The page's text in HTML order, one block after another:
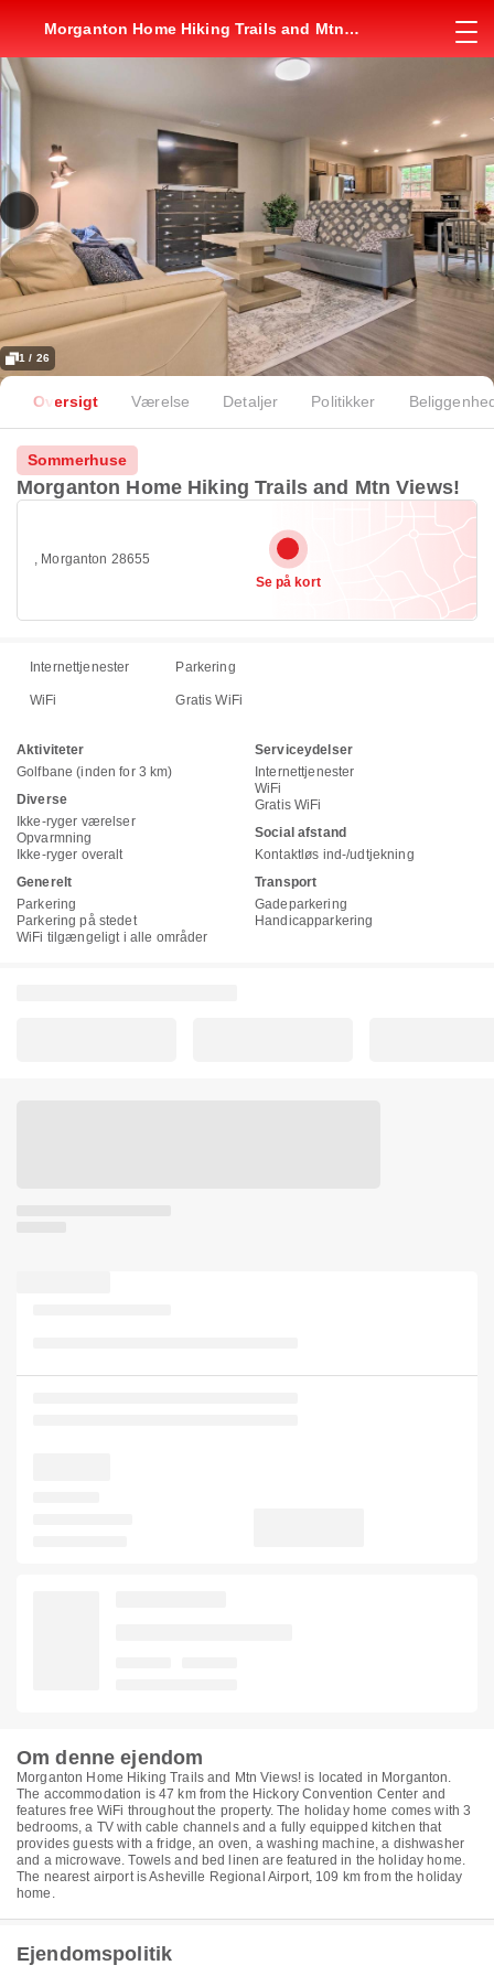
Morganton Home Hiking Trails and Mtn
1 / 26
Oversigt Værelse Detaljer Politikker
Sommerhuse
Morganton Home Hiking Trails and Mtn Views!
, Morganton 28655
Se på kort
Internettjenester Parkering
WiFi Gratis WiFi
Aktiviteter
Golfbane (inden for 3 km)
Diverse
Ikke-ryger værelser
Opvarmning
Ikke-ryger overalt
Generelt
Parkering
Parkering på stedet
WiFi tilgængeligt i alle områder
Serviceydelser
Internettjenester
WiFi
Gratis WiFi
Social afstand
Kontaktløs ind-/udtjekning
Transport
Gadeparkering
Handicapparkering
Om denne ejendom
Morganton Home Hiking Trails and Mtn Views! is located in Morganton.
The accommodation is 47 km from the Hickory Convention Center and
features free WiFi throughout the property. The holiday home comes with 3
bedrooms, a TV with cable channels and a fully equipped kitchen that
provides guests with a fridge, an oven, a washing machine, a dishwasher
and a microwave. Towels and bed linen are featured in the holiday home.
The nearest airport is Asheville Regional Airport, 109 km from the holiday
home.
Ejendomspolitik